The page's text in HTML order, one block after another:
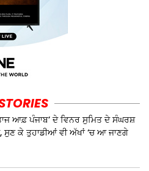
ਆਫ਼ ਪੰਜਾਬ’ ਦੇ ਵਿਨਰ ਸੁਮਿਤ ਦੇ ਸੰਘਰਸ਼
ਸੁਣ ਕੇ ਤੁਹਾਡੀਆਂ ਵੀ ਅੱਖਾਂ ‘ਚ ਆ ਜਾਣਗੇ